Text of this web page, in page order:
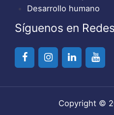
Desarrollo humano
Síguenos en
Copyright ©